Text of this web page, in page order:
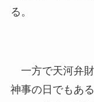
る。
一方で天河弁
神事の日でもある